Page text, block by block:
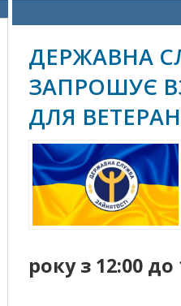
ДЕРЖАВНА
ЗАПРОШУЄ
ДЛЯ
року з 12:00